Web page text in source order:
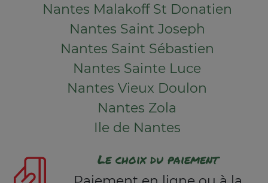
Nantes Malakoff St Donatien
Nantes Saint Joseph
Nantes Saint Sébastien
Nantes Sainte Luce
Nantes Vieux Doulon
Nantes Zola
Ile de Nantes
Le choix du paiement